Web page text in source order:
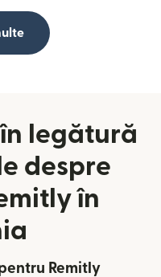
legătură
despre
în
Remitly